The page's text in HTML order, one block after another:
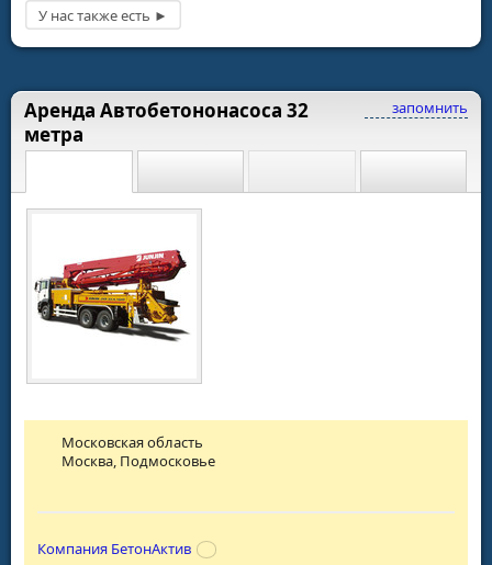
запомнить
Аренда Автобетононасоса 32
метра
Московская область
Москва, Подмосковье
Компания БетонАктив